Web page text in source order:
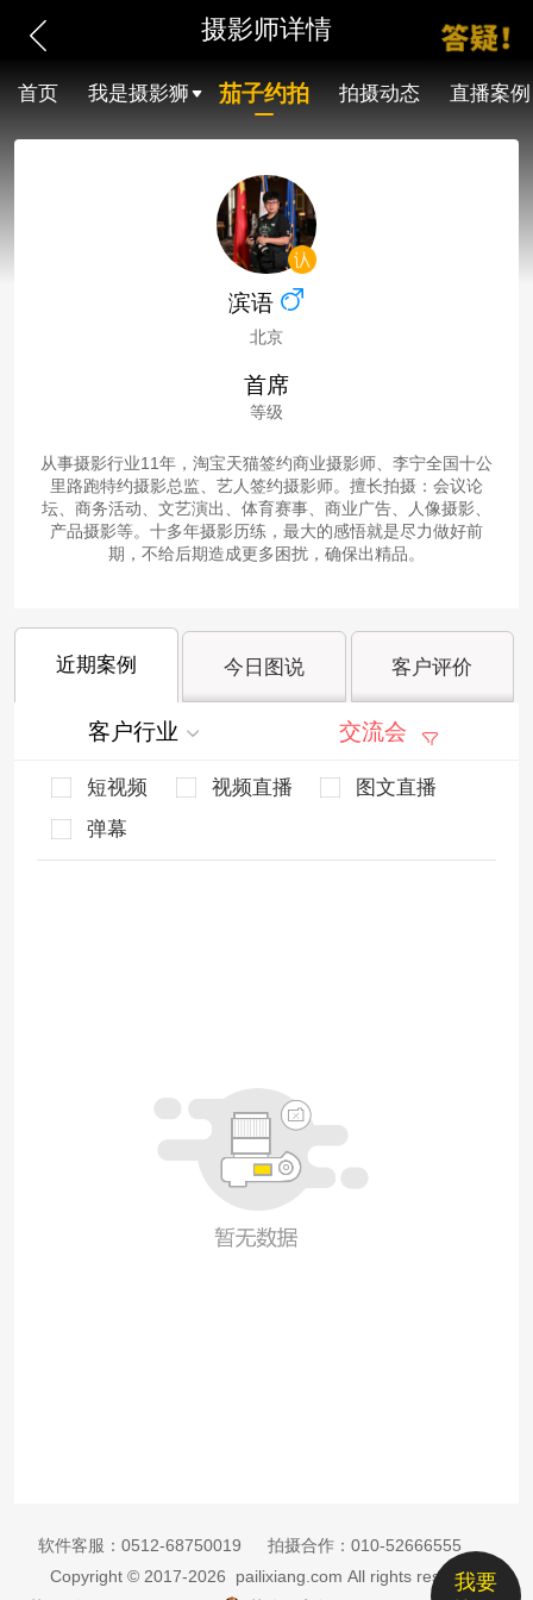
摄影师详情
首页 我是摄影狮 茄子约拍 拍摄动态 直播案例
滨语
北京
首席
等级
从事摄影行业11年，淘宝天猫签约商业摄影师、李宁全国十公
里路跑特约摄影总监、艺人签约摄影师。擅长拍摄：会议论
坛、商务活动、文艺演出、体育赛事、商业广告、人像摄影、
产品摄影等。十多年摄影历练，最大的感悟就是尽力做好前
期，不给后期造成更多困扰，确保出精品。
近期案例 今日图说 客户评价
客户行业 交流会
短视频 视频直播
图文直播
弹幕
我要
软件客服： 0512-68750019 拍摄合作： 010-52666555
Copyright © 2017-2026 pailixiang.com All rights reserved